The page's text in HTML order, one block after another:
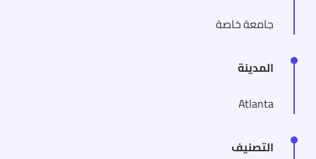
جامعة خاصة
المدينة
Atlanta
التصنيف